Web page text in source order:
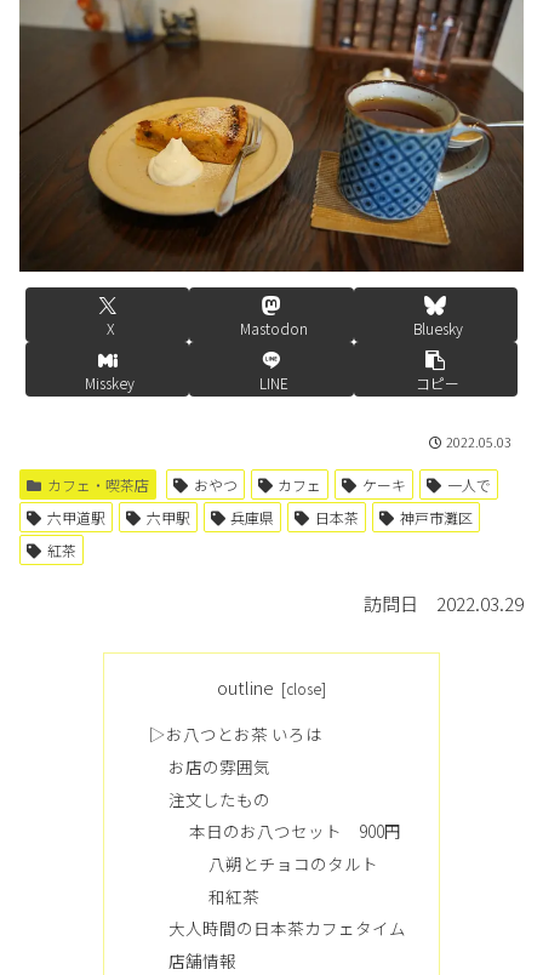
X Mastodon Bluesky
Misskey LINE コピー
2022.05.03
カフェ・喫茶店 おやつ カフェ ケーキ
一人で
六甲道駅
六甲駅 兵庫県 日本茶
神戸市灘区
紅茶
訪問日 2022.03.29
outline
▷お八つとお茶 いろは
お店の雰囲気
注文したもの
本日のお八つセット 900円
八朔とチョコのタルト
和紅茶
大人時間の日本茶カフェタイム
店舗情報